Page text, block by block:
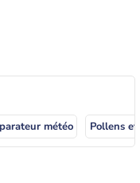
météo Pollens